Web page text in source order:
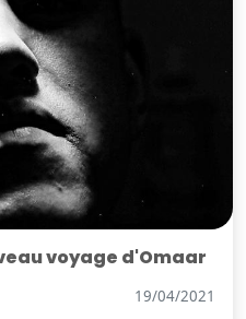
voyage d'Omaar
19/04/2021